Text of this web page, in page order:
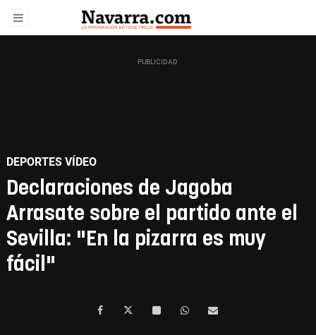
DEPORTES VÍDEO
Declaraciones de Jagoba
Arrasate sobre el partido ante el
Sevilla: "En la pizarra es muy
fácil"